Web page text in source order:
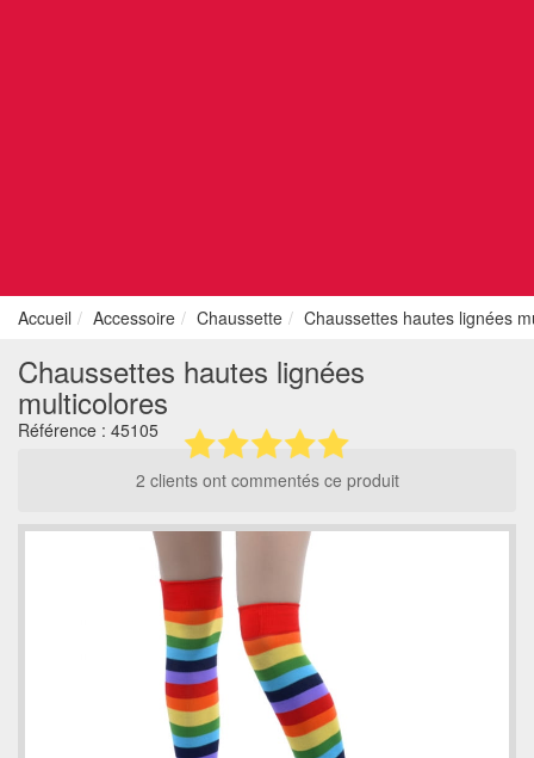
Accueil Accessoire Chaussette Chaussettes hautes lignées
Chaussettes hautes lignées
multicolores
Référence : 45105
2 clients ont commentés ce produit